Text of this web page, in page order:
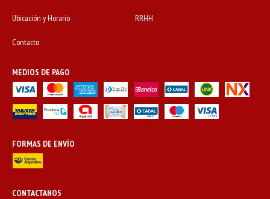
Ubicación y Horario RRHH
Contacto
MEDIOS DE PAGO
FORMAS DE ENVÍO
CONTACTANOS